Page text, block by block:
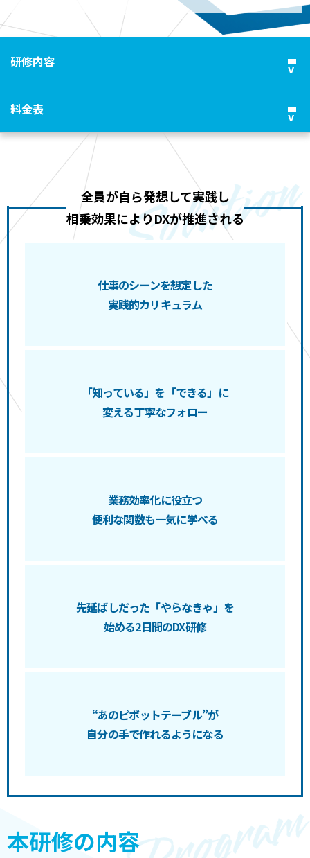
研修内容
料金表
全員が自ら発想して実践し
相乗効果によりDXが推進される
仕事のシーンを想定した
実践的カリキュラム
「知っている」を「できる」に
変える丁寧なフォロー
業務効率化に役立つ
便利な関数も一気に学べる
先延ばしだった「やらなきゃ」を
始める2日間のDX研修
“あのピボットテーブル”が
自分の手で作れるようになる
本研修の内容